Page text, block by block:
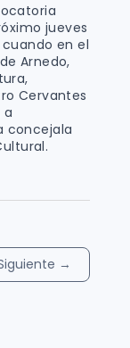
jueves
cuando en el
Arnedo,
Cervantes
a
concejala
→